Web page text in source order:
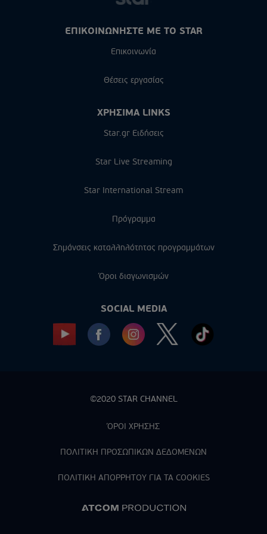
ΕΠΙΚΟΙΝΩΝΗΣΤΕ ΜΕ ΤΟ STAR
Επικοινωνία
Θέσεις εργασίας
ΧΡΗΣΙΜΑ LINKS
Star.gr Ειδήσεις
Star Live Streaming
Star International Stream
Πρόγραμμα
Σημάνσεις καταλληλότητας προγραμμάτων
Όροι διαγωνισμών
SOCIAL MEDIA
©2020 STAR CHANNEL
ΌΡΟΙ ΧΡΗΣΗΣ
ΠΟΛΙΤΙΚΗ ΠΡΟΣΩΠΙΚΩΝ ΔΕΔΟΜΕΝΩΝ
ΠΟΛΙΤΙΚΗ ΑΠΟΡPΗΤΟΥ ΓΙΑ ΤΑ COOKIES